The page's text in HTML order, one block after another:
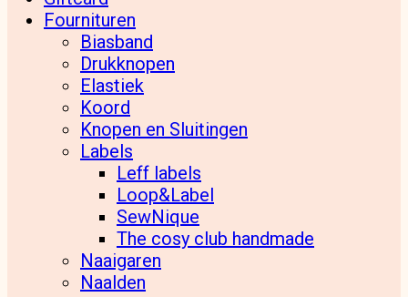
Fournituren
Biasband
Drukknopen
Elastiek
Koord
Knopen en Sluitingen
Labels
Leff labels
Loop&Label
SewNique
The cosy club handmade
Naaigaren
Naalden